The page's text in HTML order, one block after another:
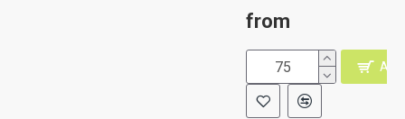
from